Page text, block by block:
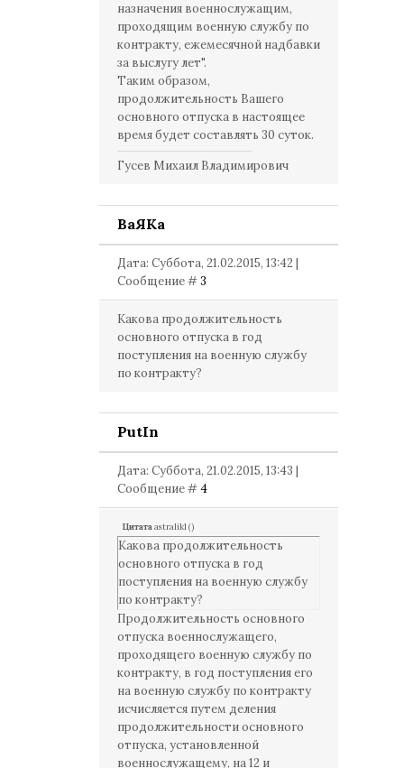
назначения военнослужащим,
проходящим военную службу по
контракту, ежемесячной надбавки
за выслугу лет".
Таким образом,
продолжительность Вашего
основного отпуска в настоящее
время будет составлять 30 суток.
Гусев Михаил Владимирович
ВаЯКа
Дата: Суббота, 21.02.2015, 13:42 |
Сообщение #3
Какова продолжительность
основного отпуска в год
поступления на военную службу
по контракту?
PutIn
Дата: Суббота, 21.02.2015, 13:43 |
Сообщение #4
Цитатаastralik1()
Какова продолжительность
основного отпуска в год
поступления на военную службу
по контракту?
Продолжительность основного
отпуска военнослужащего,
проходящего военную службу по
контракту, в год поступления его
на военную службу по контракту
исчисляется путем деления
продолжительности основного
отпуска, установленной
военнослужащему, на 12 и